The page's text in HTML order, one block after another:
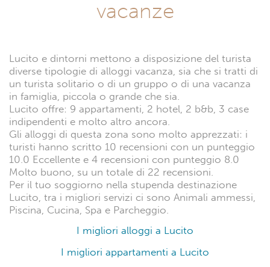
vacanze
Lucito e dintorni mettono a disposizione del turista
diverse tipologie di alloggi vacanza, sia che si tratti di
un turista solitario o di un gruppo o di una vacanza
in famiglia, piccola o grande che sia.
Lucito offre: 9 appartamenti, 2 hotel, 2 b&b, 3 case
indipendenti e molto altro ancora.
Gli alloggi di questa zona sono molto apprezzati: i
turisti hanno scritto 10 recensioni con un punteggio
10.0 Eccellente e 4 recensioni con punteggio 8.0
Molto buono, su un totale di 22 recensioni.
Per il tuo soggiorno nella stupenda destinazione
Lucito, tra i migliori servizi ci sono Animali ammessi,
Piscina, Cucina, Spa e Parcheggio.
I migliori alloggi a Lucito
I migliori appartamenti a Lucito